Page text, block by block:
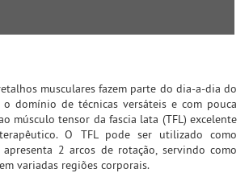
musculares fazem parte do dia-a-dia do
domínio de técnicas versáteis e com pouca
músculo tensor da fascia lata (TFL) excelente
O TFL pode ser utilizado como
2 arcos de rotação, servindo como
variadas regiões corporais.